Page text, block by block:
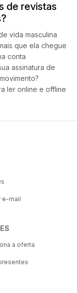
de revistas
vida masculina
que ela chegue
conta
assinatura de
ler online e offline
e-mail
a oferta